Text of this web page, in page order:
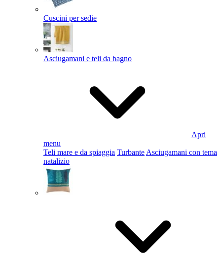
Cuscini per sedie
Asciugamani e teli da bagno
Apri
menu
Teli mare e da spiaggia Turbante Asciugamani con tema
natalizio